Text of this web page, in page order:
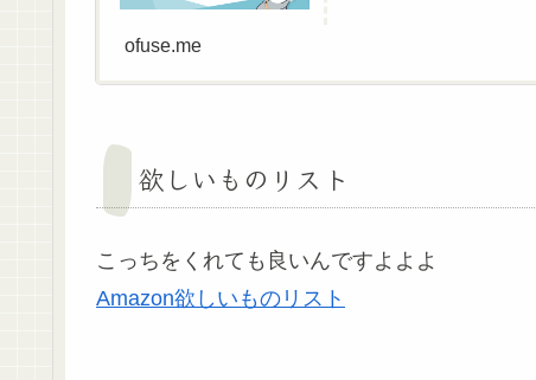
ofuse.me
欲しいものリスト
こっちをくれても良いんですよよよ
Amazon欲しいものリスト